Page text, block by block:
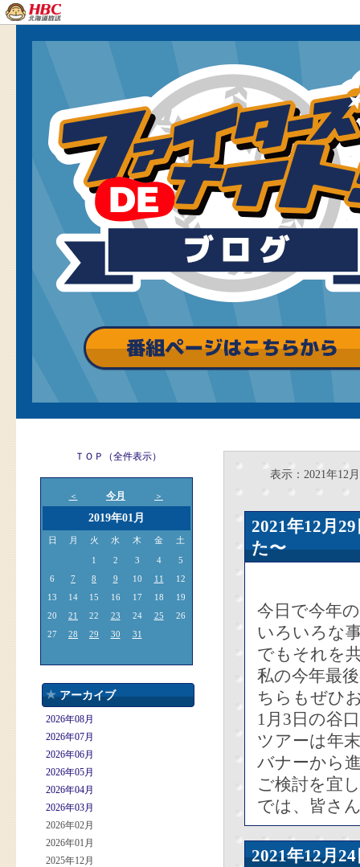
ＴＯＰ（全件表示）
＜ 今月 ＞
2019年01月
日 月 火 水 木 金 土
1 2 3 4
5
6
7 8 9 10 11
12
13
14 15 16 17 18
19
20
21 22 23 24 25
26
27
28 29 30 31
アーカイブ
2026年08月
2026年07月
2026年06月
2026年05月
2026年04月
2026年03月
2026年02月
2026年01月
2025年12月
表示：2021年12月
2021年12
た〜
今日で今年
いろいろな
でもそれを
私の今年最
ちらもぜひ
1月3日の谷
ツアーは年
バナーから
ご検討を宜
では、皆さ
2021年12